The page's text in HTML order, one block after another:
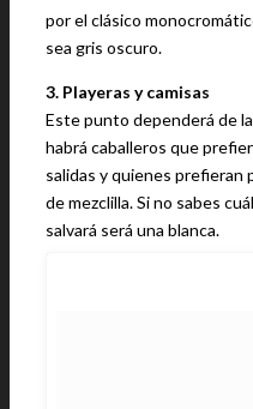
por el clásico
sea gris oscuro.
3. Playeras y camisas
Este punto dependerá de
habrá caballeros que
salidas y quienes prefieran
de mezclilla. Si no sabes
salvará será una blanca.